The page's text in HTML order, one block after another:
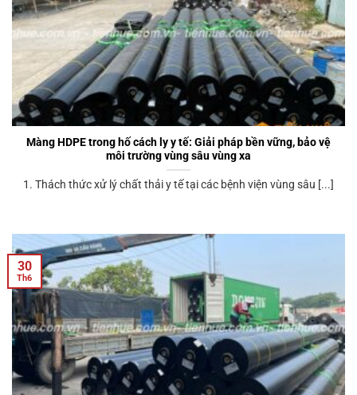
Màng HDPE trong hố cách ly y tế: Giải pháp bền vững, bảo vệ
môi trường vùng sâu vùng xa
1. Thách thức xử lý chất thải y tế tại các bệnh viện vùng sâu [...]
30
Th6